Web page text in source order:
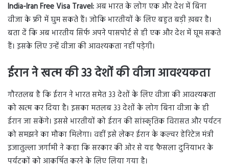
India-Iran Free Visa Travel:अब भारत के लोग एक और देश में बिना
वीजा के फ्री में घुम सकते हैं। जोकि भारतीयों के लिए बहुत बड़ी ख़बर है।
बता दें कि अब भारतीय सिर्फ अपने पासपोर्ट से ही एक और देश में घूम सकते
हैं। इसके लिए उन्हें वीजा की आवश्यकता नहीं पड़ेगी।
ईरान ने खत्म की 33 देशों की वीजा आवश्यकता
गौरतलब है कि ईरान ने भारत समेत 33 देशों के लिए वीजा की आवश्यकता
को खत्म कर दिया है। इसका मतलब 33 देशों के लोग बिना वीजा के ही
ईरान जा सकेंगे। इससे भारतीयों को ईरान की सांस्कृतिक विरासत और पर्यटन
को समझने का मौका मिलेगा। वहीं इसे लेकर ईरान के कल्चर हेरिटेज मंत्री
इजातुल्ला जर्गामी ने कहा कि सरकार की ओर से यह फैसला दुनियाभर के
पर्यटकों को आकर्षित करने के लिए लिया गया है।